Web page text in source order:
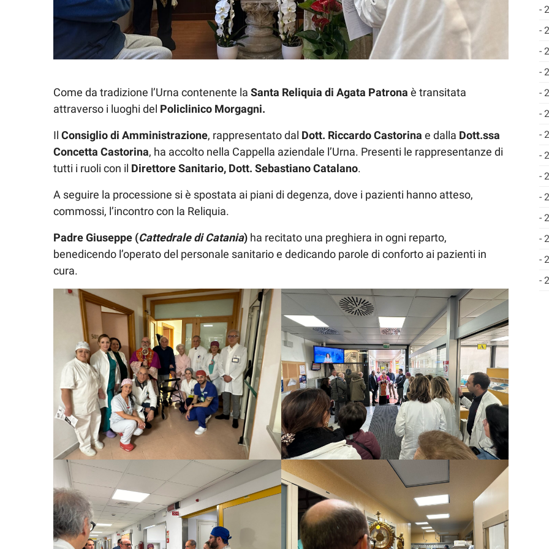
Come da tradizione l’Urna contenente la Santa Reliquia di Agata Patrona è transitata
attraverso i luoghi del Policlinico Morgagni.
Il Consiglio di Amministrazione, rappresentato dal Dott. RiccardoCastorina e dalla Dott.ssa
Concetta Castorina, ha accolto nella Cappella aziendale l’Urna. Presenti le rappresentanze di
tutti i ruoli con il Direttore Sanitario, Dott. Sebastiano Catalano.
A seguire la processione si è spostata ai piani di degenza, dove i pazienti hanno atteso,
commossi, l’incontro con la Reliquia.
Padre Giuseppe (Cattedrale di Catania) ha recitato una preghiera in ogni reparto,
benedicendo l’operato del personale sanitario e dedicando parole di conforto ai pazienti in
cura.